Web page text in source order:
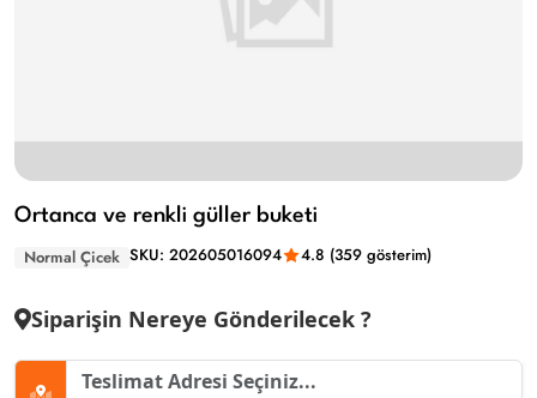
Ortanca ve renkli güller buketi
Normal Çicek SKU: 202605016094 4.8 (359 gösterim)
Siparişin Nereye Gönderilecek ?